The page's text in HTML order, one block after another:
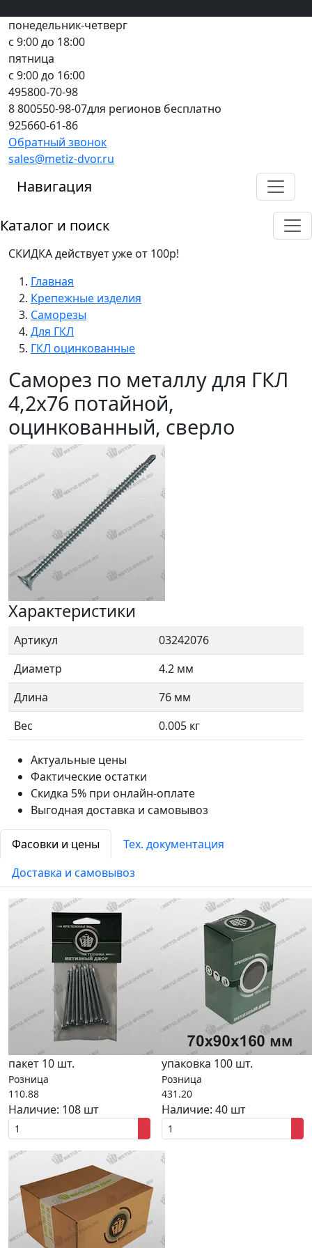
понедельник-четверг
с 9:00 до 18:00
пятница
с 9:00 до 16:00
495800-70-98
8 800550-98-07для регионов бесплатно
925660-61-86
Обратный звонок
sales@metiz-dvor.ru
Навигация
Каталог и поиск
СКИДКА действует уже от 100р!
Главная
Крепежные изделия
Саморезы
Для ГКЛ
ГКЛ оцинкованные
Саморез по металлу для ГКЛ
4,2x76 потайной,
оцинкованный, сверло
Характеристики
Артикул
03242076
Диаметр
4.2 мм
Длина
76 мм
Вес
0.005 кг
Актуальные цены
Фактические остатки
Скидка 5% при онлайн-оплате
Выгодная доставка и самовывоз
Фасовки и цены
Тех. документация
Доставка и самовывоз
пакет 10 шт.
Розница
110.88
Наличие: 108 шт
упаковка 100 шт.
Розница
431.20
Наличие: 40 шт